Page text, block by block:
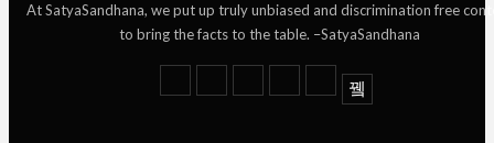
At SatyaSandhana, we put up truly unbiased and discrimination free
to bring the facts to the table. –SatyaSandhana